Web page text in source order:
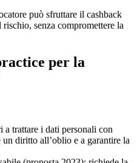
può sfruttare il cashback
senza compromettere la
per la
trattare i dati personali con
diritto all’oblio e a garantire la